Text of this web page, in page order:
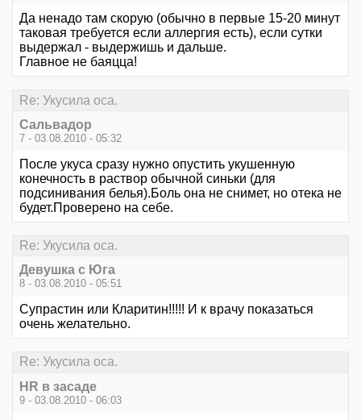
Да ненадо там скорую (обычно в первые 15-20 минут
таковая требуется если аллергия есть), если сутки
выдержал - выдержишь и дальше.
Главное не баяцца!
Re: Укусила оса.
Сальвадор
7 - 03.08.2010 - 05:32
После укуса сразу нужно опустить укушенную
конечность в раствор обычной синьки (для
подсинивания белья).Боль она не снимет, но отека не
будет.Проверено на себе.
Re: Укусила оса.
Девушка с Юга
8 - 03.08.2010 - 05:51
Супрастин или Кларитин!!!!! И к врачу показаться
очень желательно.
Re: Укусила оса.
HR в засаде
9 - 03.08.2010 - 06:03